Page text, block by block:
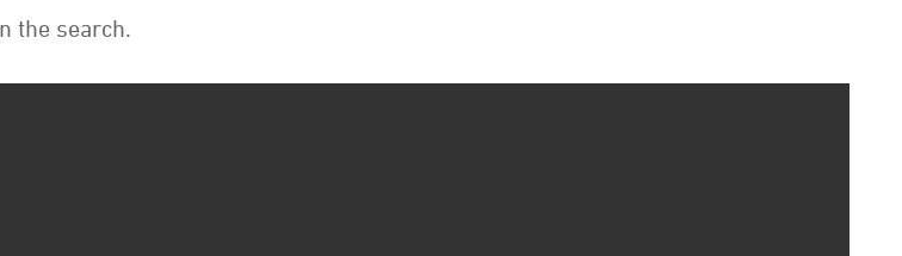
the search.